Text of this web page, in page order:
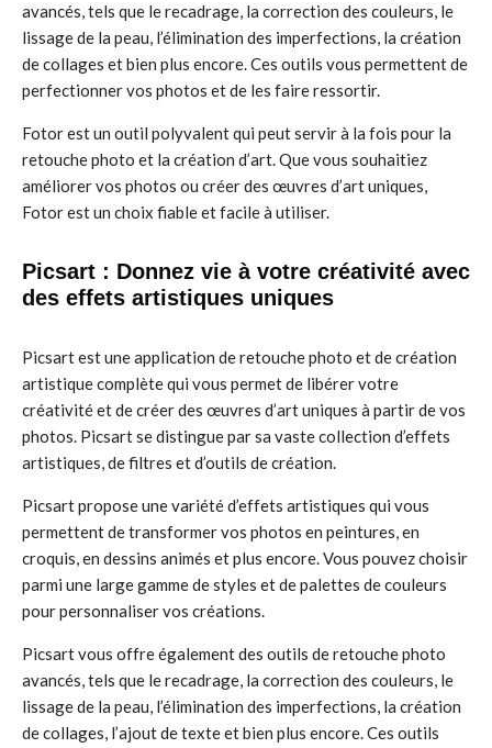
avancés, tels que le recadrage, la correction des couleurs, le
lissage de la peau, l’élimination des imperfections, la création
de collages et bien plus encore. Ces outils vous permettent de
perfectionner vos photos et de les faire ressortir.
Fotor est un outil polyvalent qui peut servir à la fois pour la
retouche photo et la création d’art. Que vous souhaitiez
améliorer vos photos ou créer des œuvres d’art uniques,
Fotor est un choix fiable et facile à utiliser.
Picsart : Donnez vie à votre créativité avec
des effets artistiques uniques
Picsart est une application de retouche photo et de création
artistique complète qui vous permet de libérer votre
créativité et de créer des œuvres d’art uniques à partir de vos
photos. Picsart se distingue par sa vaste collection d’effets
artistiques, de filtres et d’outils de création.
Picsart propose une variété d’effets artistiques qui vous
permettent de transformer vos photos en peintures, en
croquis, en dessins animés et plus encore. Vous pouvez choisir
parmi une large gamme de styles et de palettes de couleurs
pour personnaliser vos créations.
Picsart vous offre également des outils de retouche photo
avancés, tels que le recadrage, la correction des couleurs, le
lissage de la peau, l’élimination des imperfections, la création
de collages, l’ajout de texte et bien plus encore. Ces outils